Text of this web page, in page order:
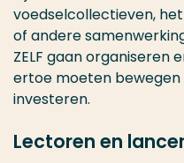
voedselcollectieven,
of andere
ZELF gaan organiseren
ertoe moeten bewegen
investeren.
Lectoren en